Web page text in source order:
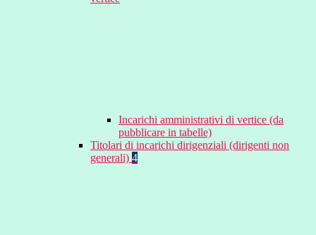
Incarichi amministrativi di vertice (da
pubblicare in tabelle)
Titolari di incarichi dirigenziali (dirigenti non
generali) 4